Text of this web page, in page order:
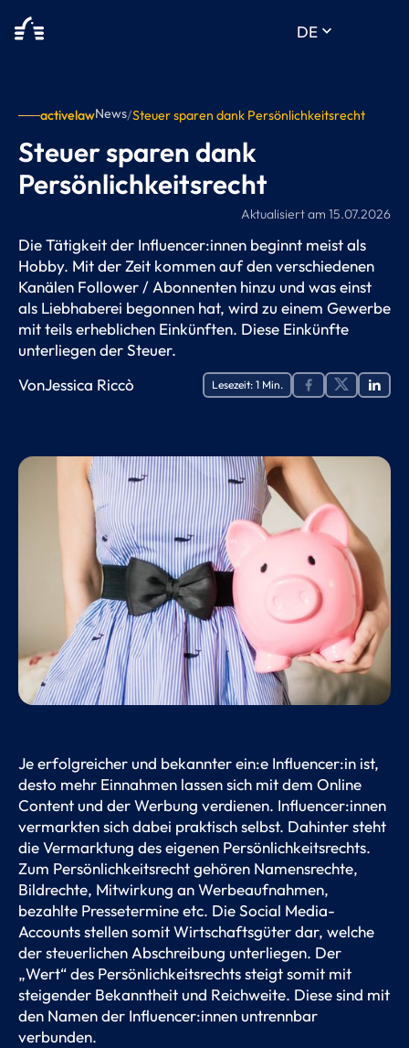
DE keyboard_arrow_down
activelawNews/Steuer sparen dank Persönlichkeitsrecht
Steuer sparen dank
Persönlichkeitsrecht
Aktualisiert am15.07.2026
Die Tätigkeit der Influencer:innen beginnt meist als
Hobby. Mit der Zeit kommen auf den verschiedenen
Kanälen Follower / Abonnenten hinzu und was einst
als Liebhaberei begonnen hat, wird zu einem Gewerbe
mit teils erheblichen Einkünften. Diese Einkünfte
unterliegen der Steuer.
VonJessica Riccò Lesezeit:1 Min.
Je erfolgreicher und bekannter ein:e Influencer:in ist,
desto mehr Einnahmen lassen sich mit dem Online
Content und der Werbung verdienen. Influencer:innen
vermarkten sich dabei praktisch selbst. Dahinter steht
die Vermarktung des eigenen Persönlichkeitsrechts.
Zum Persönlichkeitsrecht gehören Namensrechte,
Bildrechte, Mitwirkung an Werbeaufnahmen,
bezahlte Pressetermine etc. Die Social Media-
Accounts stellen somit Wirtschaftsgüter dar, welche
der steuerlichen Abschreibung unterliegen. Der
„Wert“ des Persönlichkeitsrechts steigt somit mit
steigender Bekanntheit und Reichweite. Diese sind mit
den Namen der Influencer:innen untrennbar
verbunden.